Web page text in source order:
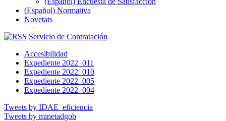
(Español) Normativa
Novetats
Servicio de Contratación
Accesibilidad
Expediente 2022_011
Expediente 2022_010
Expediente 2022_005
Expediente 2022_004
Tweets by IDAE_eficiencia
Tweets by minetadgob